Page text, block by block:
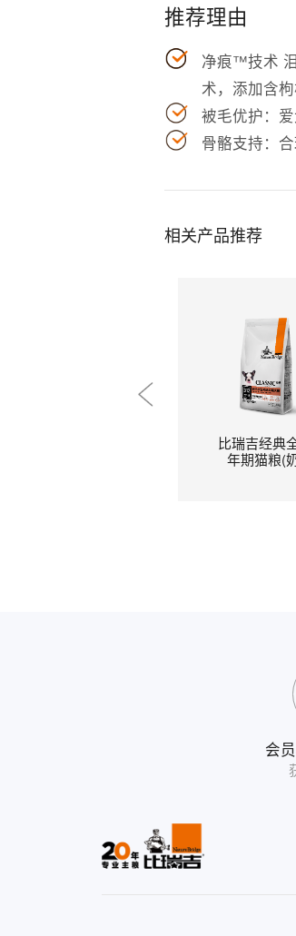
推荐理由
净痕™技术
术，添加含
被毛优护：
骨骼支持：
相关产品推荐
比瑞吉经典
年期猫粮(
会